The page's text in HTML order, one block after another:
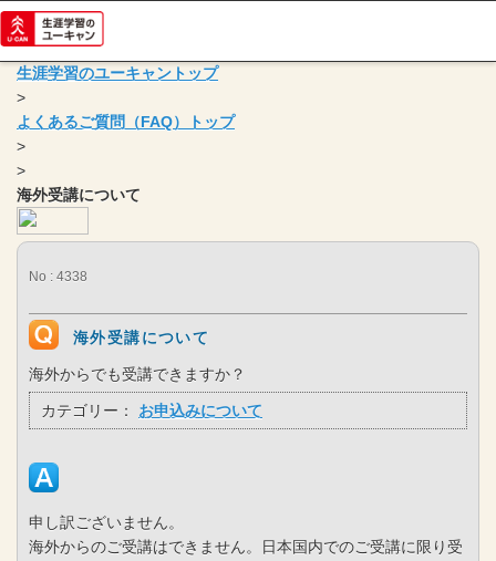
生涯学習のユーキャントップ
>
よくあるご質問（FAQ）トップ
>
>
海外受講について
No : 4338
海外受講について
海外からでも受講できますか？
カテゴリー： お申込みについて
申し訳ございません。
海外からのご受講はできません。日本国内でのご受講に限り受